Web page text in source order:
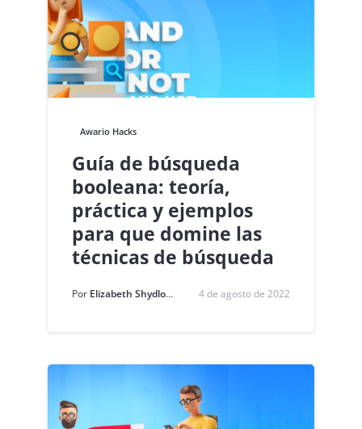
Awario Hacks
Guía de búsqueda
booleana: teoría,
práctica y ejemplos
para que domine las
técnicas de búsqueda
Por Elizabeth Shydlovich 4 de agosto de 2022